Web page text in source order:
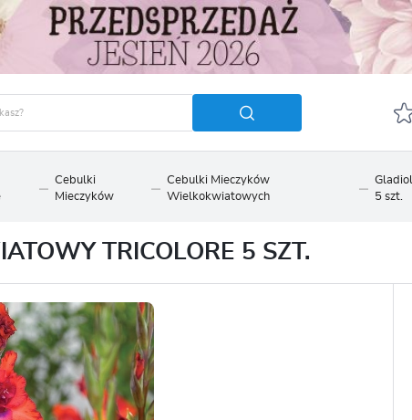
Zapomniałem hasła
OTRZYMASZ LICZNE
podgląd statusu
brak konieczności
Cebulki
Mieczyków
Cebulki Mieczyków
Wielkokwiatowych
5 szt.
TRICOLORE 5 SZT.